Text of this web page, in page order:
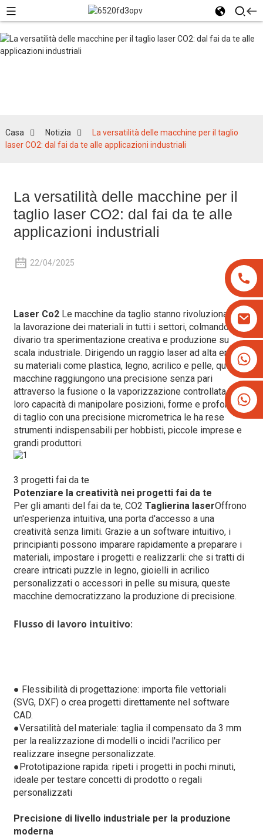
+8613825779334
+16266628193
Casa Notizia
La versatilità delle macchine per il taglio
laser CO2: dal fai da te alle applicazioni industriali
La versatilità delle macchine per il
taglio laser CO2: dal fai da te alle
applicazioni industriali
22/04/2025
Laser Co2Le macchine da taglio stanno rivoluzionando
la lavorazione dei materiali in tutti i settori, colmando il
divario tra sperimentazione creativa e produzione su
scala industriale. Dirigendo un raggio laser ad alta energia
su materiali come plastica, legno, acrilico e pelle, queste
macchine raggiungono una precisione senza pari
attraverso la fusione o la vaporizzazione controllata. La
loro capacità di manipolare posizioni, forme e profondità
di taglio con una precisione micrometrica le ha rese
strumenti indispensabili per hobbisti, piccole imprese e
grandi produttori.
3 progetti fai da te
Potenziare la creatività nei progetti fai da te
Per gli amanti del fai da te, CO2 Taglierina laserOffrono
un'esperienza intuitiva, una porta d'accesso a una
creatività senza limiti. Grazie a un software intuitivo, i
principianti possono imparare rapidamente a preparare i
materiali, impostare i progetti e realizzarli: che si tratti di
creare intricati puzzle in legno, gioielli in acrilico
personalizzati o accessori in pelle su misura, queste
macchine democratizzano la produzione di precisione.
Flusso di lavoro intuitivo:
● Flessibilità di progettazione: importa file vettoriali
(SVG, DXF) o crea progetti direttamente nel software
CAD.
●Versatilità del materiale: taglia il compensato da 3 mm
per la realizzazione di modelli o incidi l'acrilico per
realizzare insegne personalizzate.
● Prototipazione rapida: ripeti i progetti in pochi minuti,
ideale per testare concetti di prodotto o regali
personalizzati
Precisione di livello industriale per la produzione
moderna